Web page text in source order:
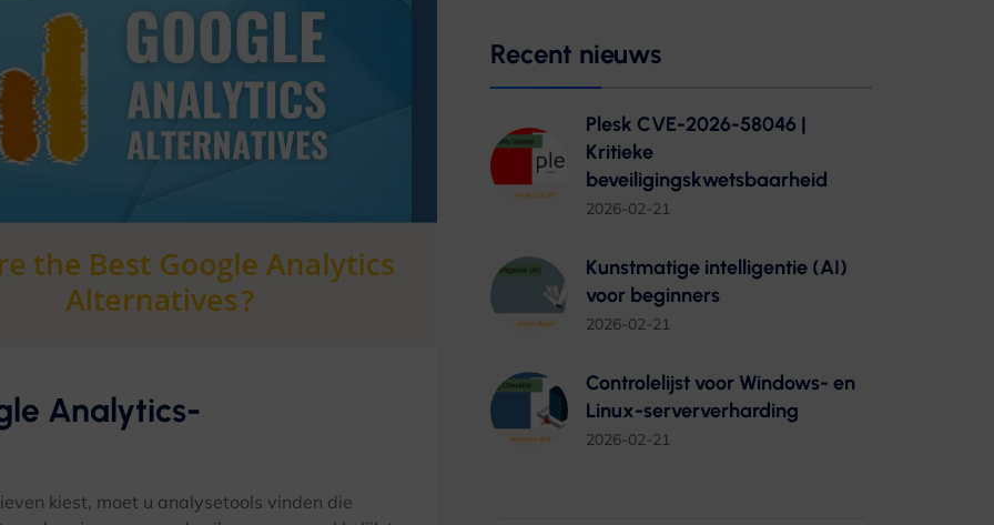
Analytics-
kiest, moet u analysetools vinden die
Recent nieuws
Plesk CVE-2026-58046 |
Kritieke
beveiligingskwetsbaarheid
2026-02-21
Kunstmatige intelligentie (AI)
voor beginners
2026-02-21
Controlelijst voor Windows- en
Linux-serververharding
2026-02-21